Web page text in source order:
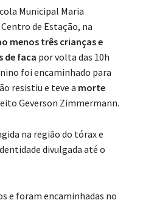
Municipal Maria
de Estação, na
menos três crianças e
de faca por volta das 10h
foi encaminhado para
resistiu e teve a morte
Geverson Zimmermann.
na região do tórax e
divulgada até o
e foram encaminhadas no